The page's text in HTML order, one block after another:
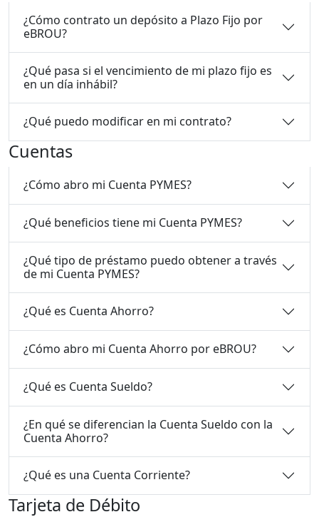
¿Cómo contrato un depósito a Plazo Fijo por
eBROU?
¿Qué pasa si el vencimiento de mi plazo fijo es
en un día inhábil?
¿Qué puedo modificar en mi contrato?
Cuentas
¿Cómo abro mi Cuenta PYMES?
¿Qué beneficios tiene mi Cuenta PYMES?
¿Qué tipo de préstamo puedo obtener a través
de mi Cuenta PYMES?
¿Qué es Cuenta Ahorro?
¿Cómo abro mi Cuenta Ahorro por eBROU?
¿Qué es Cuenta Sueldo?
¿En qué se diferencian la Cuenta Sueldo con la
Cuenta Ahorro?
¿Qué es una Cuenta Corriente?
Tarjeta de Débito